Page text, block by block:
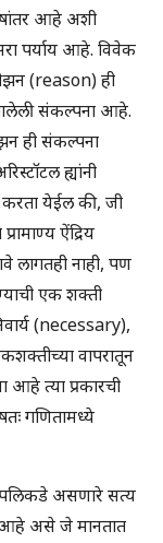
आहे अशी
पर्याय आहे. विवेक
(reason) ही
संकल्पना आहे.
ही संकल्पना
ह्यांनी
येईल की, जी
ऐंद्रिय
लागतही नाही, पण
एक शक्ती
(necessary),
वापरातून
आहे त्या प्रकारची
गणितामध्ये
असणारे सत्य
आहे असे जे मानतात